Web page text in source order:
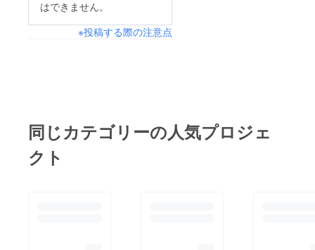
はできません。
※投稿する際の注意点
同じカテゴリーの人気プロジェ
クト